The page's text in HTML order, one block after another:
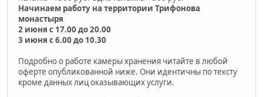
Начинаем работу на территории Трифонова
монастыря
2 июня с 17.00 до 20.00
3 июня с 6.00 до 10.30
Подробно о работе камеры хранения читайте в любой
оферте опубликованной ниже. Они идентичны по тексту
кроме данных лиц оказывающих услуги.